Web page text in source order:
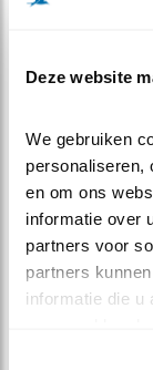
Deze website
We gebruiken
personaliseren,
en om ons
informatie over
partners voor
partners
informatie die u
In vergelijking
zou bijna
kuikens moet
andersom zijn,
hij per nacht
aantal eieren.
gaan of niet
veel muizen......